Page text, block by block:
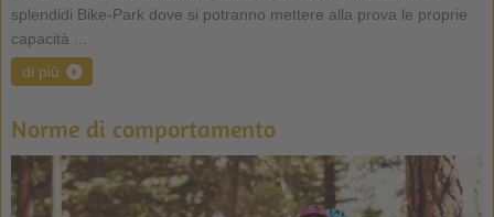
splendidi Bike-Park dove si potranno mettere alla prova le proprie
capacità ...
di più
Norme di comportamento